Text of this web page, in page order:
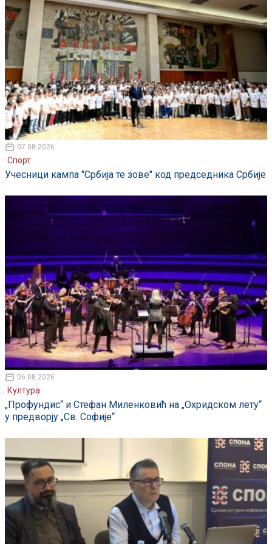
07.08.2026
Спорт
Учесници кампа "Србија те зове" код председника Србије
06.08.2026
Култура
„Профундис“ и Стефан Миленковић на „Охридском лету“
у предворју „Св. Софије“